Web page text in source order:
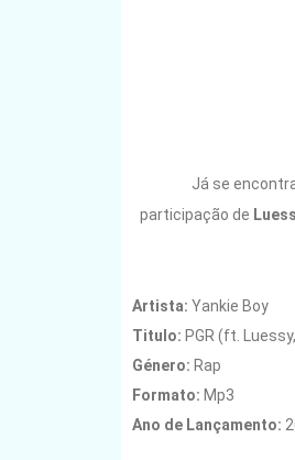
Já se
participação de
Artista: Yankie Boy
Titulo: PGR (ft.
Género: Rap
Formato: Mp3
Ano de Lançamento: